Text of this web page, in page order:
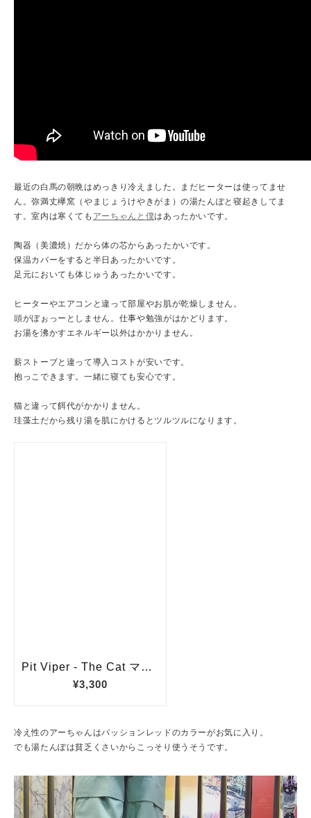
最近の白馬の朝晩はめっきり冷えました。まだヒーターは使ってませ
ん。弥満丈欅窯（やまじょうけやきがま）の湯たんぽと寝起きしてま
す。室内は寒くても アーちゃんと僕はあったかいです。
陶器（美濃焼）だから体の芯からあったかいです。
保温カバーをすると半日あったかいです。
足元においても体じゅうあったかいです。
ヒーターやエアコンと違って部屋やお肌が乾燥しません。
頭がぼぉっーとしません。仕事や勉強がはかどります。
お湯を沸かすエネルギー以外はかかりません。
薪ストーブと違って導入コストが安いです。
抱っこできます。一緒に寝ても安心です。
猫と違って餌代がかかりません。
珪藻土だから残り湯を肌にかけるとツルツルになります。
冷え性のアーちゃんはパッションレッドのカラーがお気に入り。
でも湯たんぽは貧乏くさいからこっそり使うそうです。